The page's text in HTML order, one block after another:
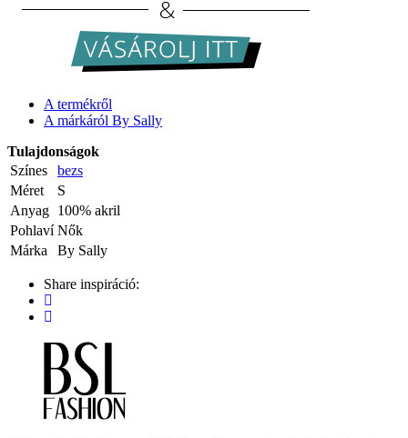
A termékről
A márkáról By Sally
Tulajdonságok
Színes
bezs
Méret
S
Anyag 100% akril
Pohlaví Nők
Márka
By Sally
Share inspiráció: